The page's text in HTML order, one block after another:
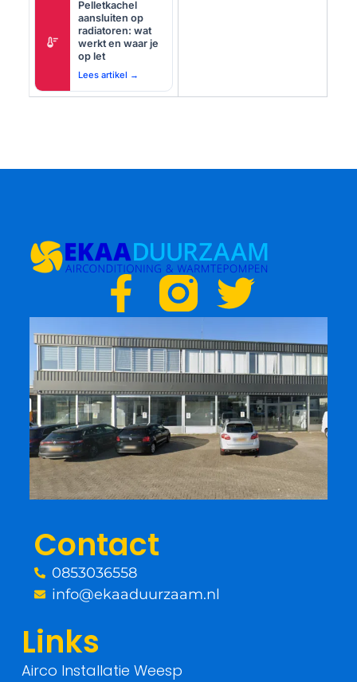
thermostat
Pelletkachel
aansluiten op
radiatoren: wat
werkt en waar je
op let
Lees artikel →
F
a
c
e
b
o
k
-
T
w
i
t
t
e
Contact
0853036558
info@ekaaduurzaam.nl
Links
Airco Installatie Weesp